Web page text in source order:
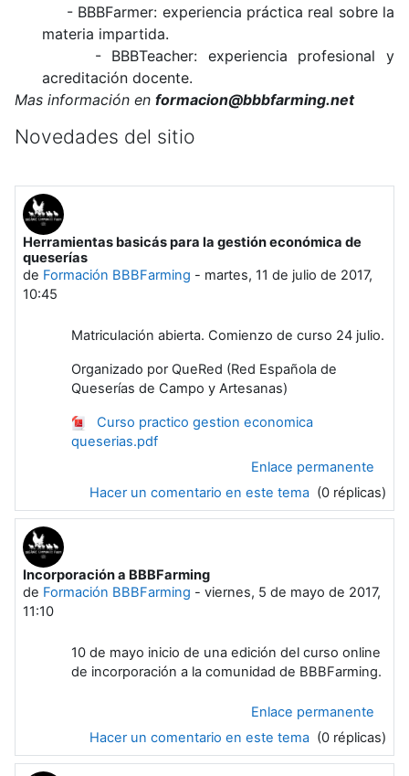
- BBBFarmer: experiencia práctica real sobre la
materia impartida.
- BBBTeacher: experiencia profesional y
acreditación docente.
Mas información en formacion@bbbfarming.net
Novedades del sitio
Herramientas basicás para la gestión económica de
queserías
de Formación BBBFarming - martes, 11 de julio de 2017,
10:45
Matriculación abierta. Comienzo de curso 24 julio.
Organizado por QueRed (Red Española de
Queserías de Campo y Artesanas)
Curso practico gestion economica
queserias.pdf
Enlace permanente
Hacer un comentario en este tema (0 réplicas)
Incorporación a BBBFarming
de Formación BBBFarming - viernes, 5 de mayo de 2017,
11:10
10 de mayo inicio de una edición del curso online
de incorporación a la comunidad de BBBFarming.
Enlace permanente
Hacer un comentario en este tema (0 réplicas)